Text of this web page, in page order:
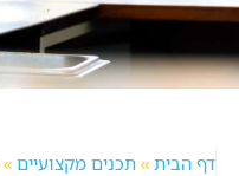
דף הבית » תכנים מקצועיים »